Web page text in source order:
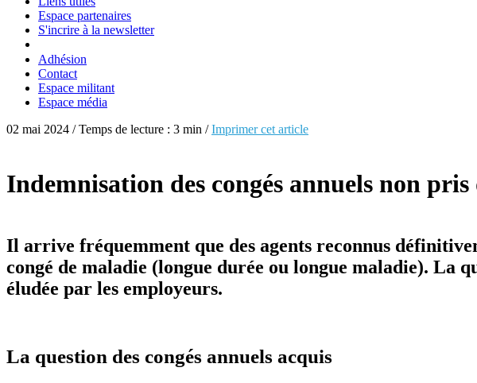
Espace partenaires
S'incrire à la newsletter
Adhésion
Contact
Espace militant
Espace média
02 mai 2024 / Temps de lecture : 3 min /Imprimer cet article
Indemnisation des congés annuels non
Il arrive fréquemment que des agents reconnus
congé de maladie (longue durée ou longue maladie). La
éludée par les employeurs.
La question des congés annuels acquis